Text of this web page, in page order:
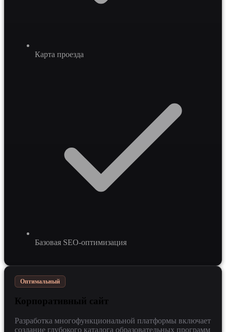
Карта проезда
Базовая SEO-оптимизация
Оптимальный
Корпоративный сайт
Разработка многофункциональной платформы включает
создание глубокого каталога образовательных программ